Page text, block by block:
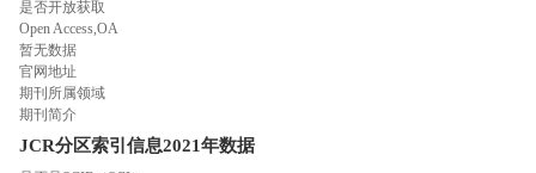
是否开放获取
Open Access,OA
暂无数据
官网地址
期刊所属领域
期刊简介
JCR分区索引信息2021年数据